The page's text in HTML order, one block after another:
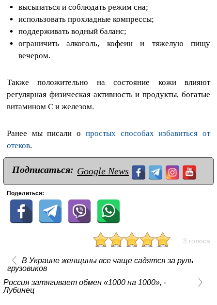
высыпаться и соблюдать режим сна;
использовать прохладные компрессы;
поддерживать водный баланс;
ограничить алкоголь, кофеин и тяжелую пищу
вечером.
Также положительно на состояние кожи влияют
регулярная физическая активность и продукты, богатые
витамином С и железом.
Ранее мы писали о простых способах избавиться от
отеков.
Подписаться: Google News
Поделиться:
3 голоса
В Украине женщины все чаще садятся за руль
грузовиков
Россия затягивает обмен «1000 на 1000», -
Лубинец